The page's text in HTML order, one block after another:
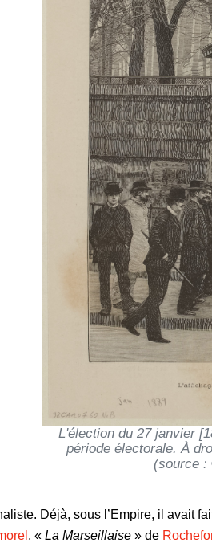
L'élection du 27 janvier
période électorale. À
(source :
Déjà, sous l’Empire, il avait
, « La Marseillaise » de